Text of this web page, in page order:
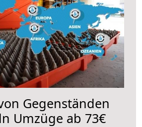
Gegenständen
Umzüge ab 73€